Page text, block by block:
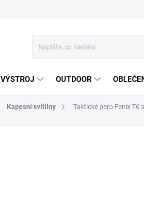
VÝSTROJ OUTDOOR
Kapesní svítilny Taktické pero Fenix T6